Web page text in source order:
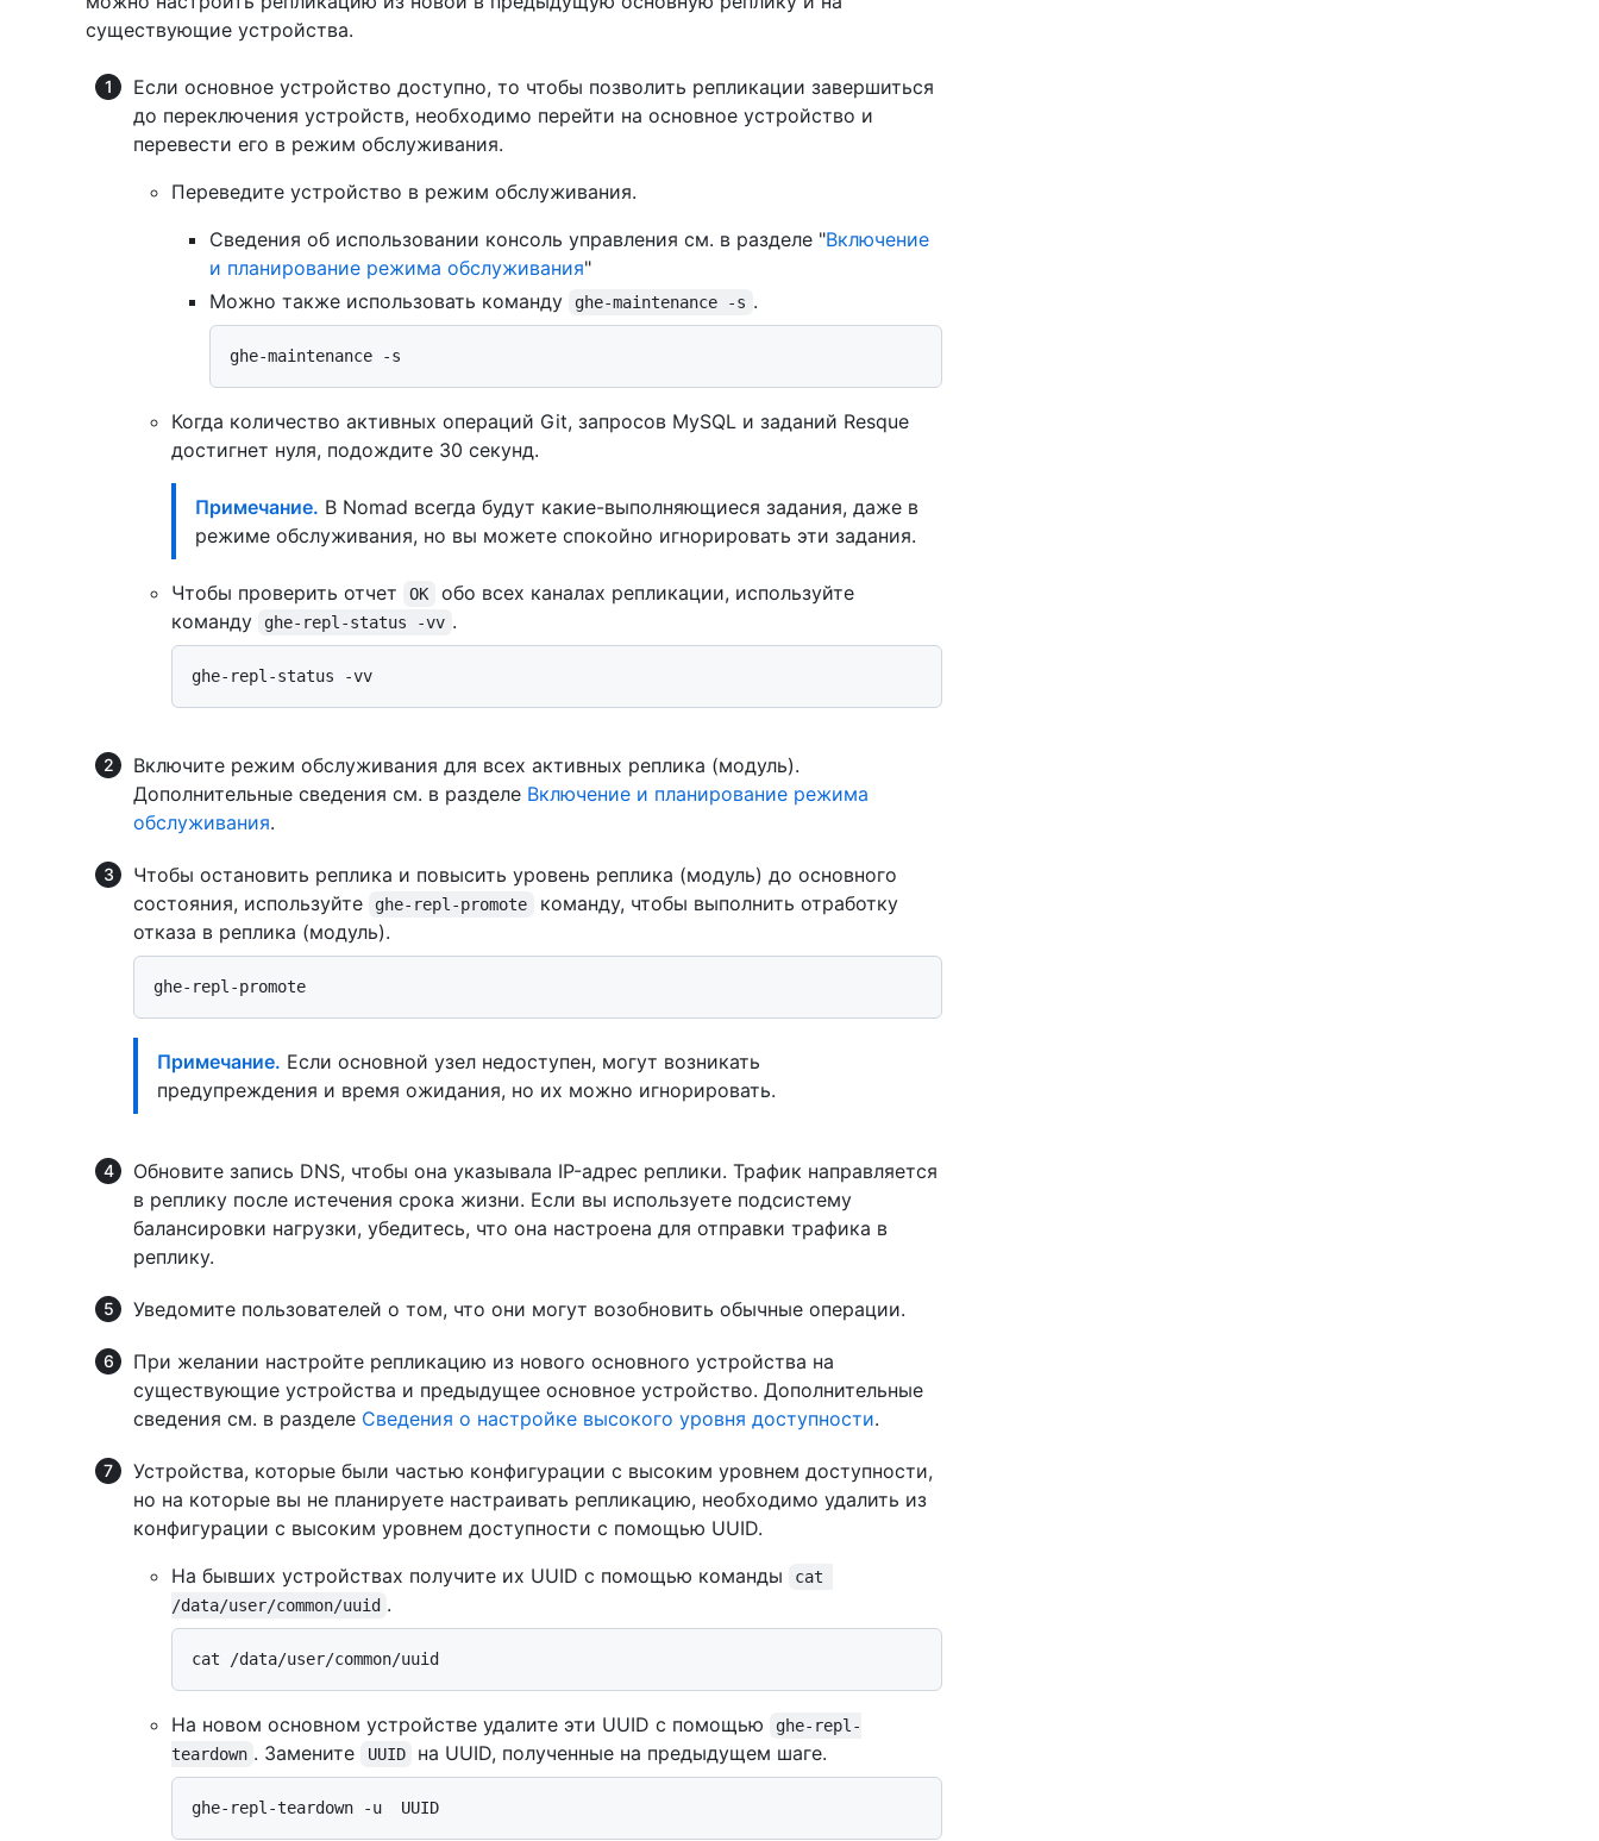
существующие устройства.
Если основное устройство доступно, то чтобы позволить репликации завершиться
до переключения устройств, необходимо перейти на основное устройство и
перевести его в режим обслуживания.
Переведите устройство в режим обслуживания.
Сведения об использовании консоль управления см. в разделе "Включение
и планирование режима обслуживания"
Можно также использовать команду
ghe-maintenance -s .
Когда количество активных операций Git, запросов MySQL и заданий Resque
достигнет нуля, подождите 30 секунд.
Примечание. В Nomad всегда будут какие-выполняющиеся задания, даже в
режиме обслуживания, но вы можете спокойно игнорировать эти задания.
Чтобы проверить отчет OK
обо всех каналах репликации, используйте
команду
ghe-repl-status -vv .
Включите режим обслуживания для всех активных реплика (модуль).
Дополнительные сведения см. в разделе Включение и планирование режима
обслуживания.
Чтобы остановить реплика и повысить уровень реплика (модуль) до основного
состояния, используйте
ghe-repl-promote
команду, чтобы выполнить отработку
отказа в реплика (модуль).
Примечание. Если основной узел недоступен, могут возникать
предупреждения и время ожидания, но их можно игнорировать.
Обновите запись DNS, чтобы она указывала IP-адрес реплики. Трафик направляется
в реплику после истечения срока жизни. Если вы используете подсистему
балансировки нагрузки, убедитесь, что она настроена для отправки трафика в
реплику.
Уведомите пользователей о том, что они могут возобновить обычные операции.
При желании настройте репликацию из нового основного устройства на
существующие устройства и предыдущее основное устройство. Дополнительные
сведения см. в разделе Сведения о настройке высокого уровня доступности.
Устройства, которые были частью конфигурации с высоким уровнем доступности,
но на которые вы не планируете настраивать репликацию, необходимо удалить из
конфигурации с высоким уровнем доступности с помощью UUID.
На бывших устройствах получите их UUID с помощью команды
cat
/data/user/common/uuid .
На новом основном устройстве удалите эти UUID с помощью
ghe-repl-
teardown . Замените UUID на UUID, полученные на предыдущем шаге.